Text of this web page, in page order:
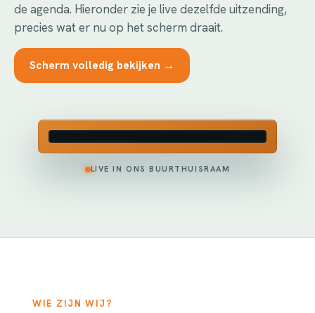
de agenda. Hieronder zie je live dezelfde uitzending,
precies wat er nu op het scherm draait.
Scherm volledig bekijken →
LIVE IN ONS BUURTHUISRAAM
WIE ZIJN WIJ?